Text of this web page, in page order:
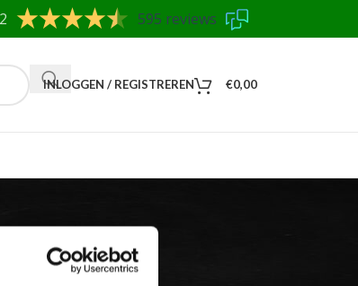
595 reviews
INLOGGEN / REGISTREREN €0,00